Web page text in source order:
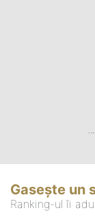
Gasește un
Ranking-ul îi